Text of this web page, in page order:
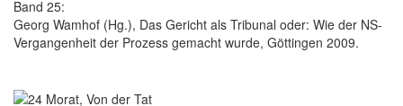
Band 25:
Georg Wamhof (Hg.), Das Gericht als Tribunal oder: Wie der NS-
Vergangenheit der Prozess gemacht wurde, Göttingen 2009.